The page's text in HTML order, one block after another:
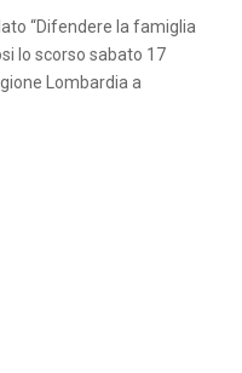
“Difendere la famiglia
lo scorso sabato 17
Lombardia a